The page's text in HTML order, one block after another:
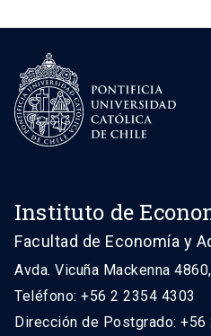
Instituto de
Facultad de Economía y
Avda. Vicuña Mackenna
Teléfono: +56 2 2354 4303
Dirección de Postgrado: +56